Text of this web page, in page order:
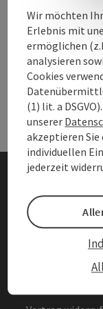
Andere
Services
Impressum
Datenschutz
Wir möchten
Erlebnis mit
ermöglichen
analysieren
Cookies
(1) lit. a
unserer
akzeptieren Sie
individuellen
jederzeit